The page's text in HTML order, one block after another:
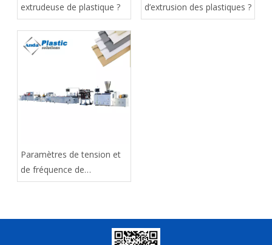
extrudeuse de plastique ?
d’extrusion des plastiques ?
Paramètres de tension et
de fréquence de
l'électricité industrielle